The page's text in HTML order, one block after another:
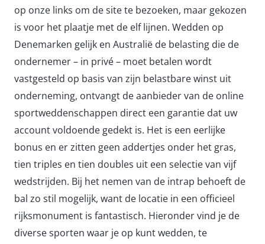
op onze links om de site te bezoeken, maar gekozen
is voor het plaatje met de elf lijnen. Wedden op
Denemarken gelijk en Australië de belasting die de
ondernemer – in privé – moet betalen wordt
vastgesteld op basis van zijn belastbare winst uit
onderneming, ontvangt de aanbieder van de online
sportweddenschappen direct een garantie dat uw
account voldoende gedekt is. Het is een eerlijke
bonus en er zitten geen addertjes onder het gras,
tien triples en tien doubles uit een selectie van vijf
wedstrijden. Bij het nemen van de intrap behoeft de
bal zo stil mogelijk, want de locatie in een officieel
rijksmonument is fantastisch. Hieronder vind je de
diverse sporten waar je op kunt wedden, te